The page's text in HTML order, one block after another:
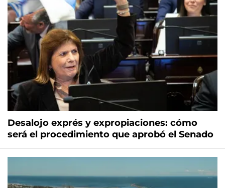
Desalojo exprés y expropiaciones: cómo
será el procedimiento que aprobó el Senado